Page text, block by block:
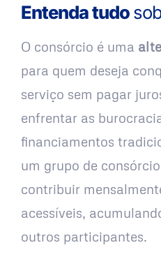
Entenda tudo
O consórcio é uma
para quem deseja
serviço sem pagar
enfrentar as
financiamentos
um grupo de
contribuir
acessíveis,
outros participantes.